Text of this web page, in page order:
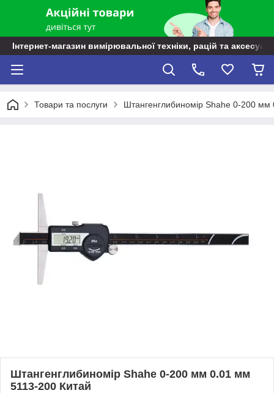
Інтернет-магазин вимірювальної техніки, рацій та
Товари та послуги Штангенглибиномір Shahe 0-200
Штангенглибиномір Shahe 0-200 мм 0.01 мм
5113-200 Китай